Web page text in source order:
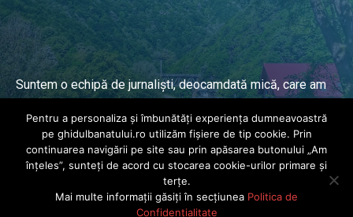
Suntem o echipă de jurnaliști, deocamdată mică, care am
lucrat și lucrăm în presa locală și națională de mai mulți
ani.
© Ghidul Banatului 2025. Toate drepturile rezervate · Dezvoltat de
Pentru a personaliza și îmbunătăți experiența dumneavoastră
pe ghidulbanatului.ro utilizăm fișiere de tip cookie. Prin
continuarea navigării pe site sau prin apăsarea butonului „Am
înțeles”, sunteți de acord cu stocarea cookie-urilor primare și
terțe.
Mai multe informații găsiți în secțiunea Politica de
Confidențialitate